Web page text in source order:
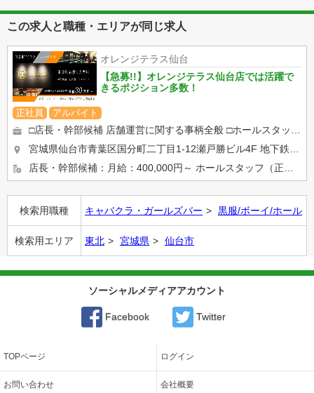
この求人と職種・エリアが同じ求人
オレンジテラス仙台
【急募!!】オレンジテラス仙台店では活躍で
きるポジション多数！
正社員 アルバイト
宮城県仙台市青葉区国分町二丁目1-12瀬戸勝ビル4F 地下鉄広瀬通駅より徒歩3分
検索用職種 キャバクラ・ガールズバー 黒服/ボーイ/ホール
検索用エリア 東北 宮城県 仙台市
ソーシャルメディアアカウント
Facebook Twitter
TOPページ ログイン
お問い合わせ 会社概要